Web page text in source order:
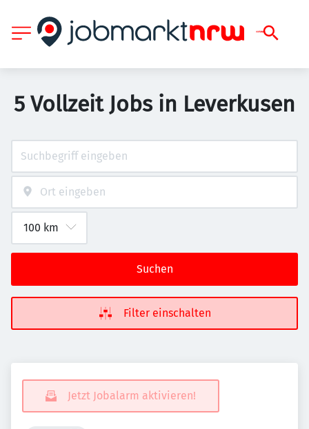
5 Vollzeit Jobs in Leverkusen
Suchen
Filter einschalten
Jetzt Jobalarm aktivieren!